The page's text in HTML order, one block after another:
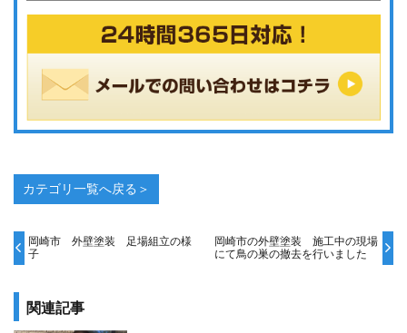
カテゴリ一覧へ戻る＞
岡崎市 外壁塗装 足場組立の様
子
岡崎市の外壁塗装 施工中の現場
にて鳥の巣の撤去を行いました
関連記事